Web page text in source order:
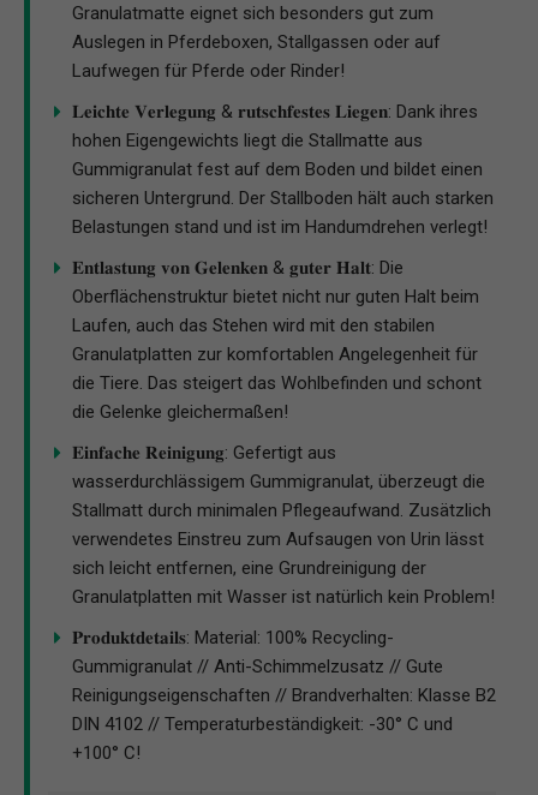
Granulatmatte eignet sich besonders gut zum
Auslegen in Pferdeboxen, Stallgassen oder auf
Laufwegen für Pferde oder Rinder!
𝐋𝐞𝐢𝐜𝐡𝐭𝐞 𝐕𝐞𝐫𝐥𝐞𝐠𝐮𝐧𝐠 & 𝐫𝐮𝐭𝐬𝐜𝐡𝐟𝐞𝐬𝐭𝐞𝐬 𝐋𝐢𝐞𝐠𝐞𝐧: Dank ihres
hohen Eigengewichts liegt die Stallmatte aus
Gummigranulat fest auf dem Boden und bildet einen
sicheren Untergrund. Der Stallboden hält auch starken
Belastungen stand und ist im Handumdrehen verlegt!
𝐄𝐧𝐭𝐥𝐚𝐬𝐭𝐮𝐧𝐠 𝐯𝐨𝐧 𝐆𝐞𝐥𝐞𝐧𝐤𝐞𝐧 & 𝐠𝐮𝐭𝐞𝐫 𝐇𝐚𝐥𝐭: Die
Oberflächenstruktur bietet nicht nur guten Halt beim
Laufen, auch das Stehen wird mit den stabilen
Granulatplatten zur komfortablen Angelegenheit für
die Tiere. Das steigert das Wohlbefinden und schont
die Gelenke gleichermaßen!
𝐄𝐢𝐧𝐟𝐚𝐜𝐡𝐞 𝐑𝐞𝐢𝐧𝐢𝐠𝐮𝐧𝐠: Gefertigt aus
wasserdurchlässigem Gummigranulat, überzeugt die
Stallmatt durch minimalen Pflegeaufwand. Zusätzlich
verwendetes Einstreu zum Aufsaugen von Urin lässt
sich leicht entfernen, eine Grundreinigung der
Granulatplatten mit Wasser ist natürlich kein Problem!
𝐏𝐫𝐨𝐝𝐮𝐤𝐭𝐝𝐞𝐭𝐚𝐢𝐥𝐬: Material: 100% Recycling-
Gummigranulat // Anti-Schimmelzusatz // Gute
Reinigungseigenschaften // Brandverhalten: Klasse B2
DIN 4102 // Temperaturbeständigkeit: -30° C und
+100° C!